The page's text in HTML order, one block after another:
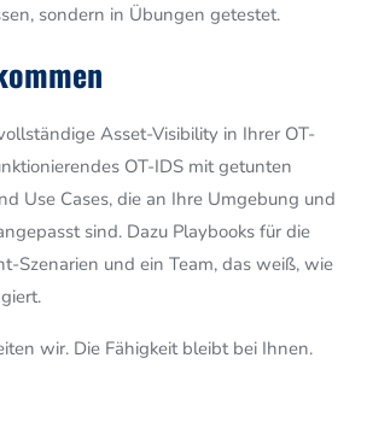
sondern in Übungen getestet.
Asset-Visibility in Ihrer OT-
OT-IDS mit getunten
Use Cases, die an Ihre Umgebung und
sind. Dazu Playbooks für die
Szenarien und ein Team, das weiß, wie
wir. Die Fähigkeit bleibt bei Ihnen.